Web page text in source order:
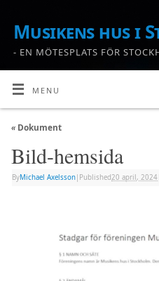
Musikens hus i
- EN MÖTESPLATS FÖR
MENU
« Dokument
Bild-hemsida
ByMichael Axelsson Published20 april, 2024